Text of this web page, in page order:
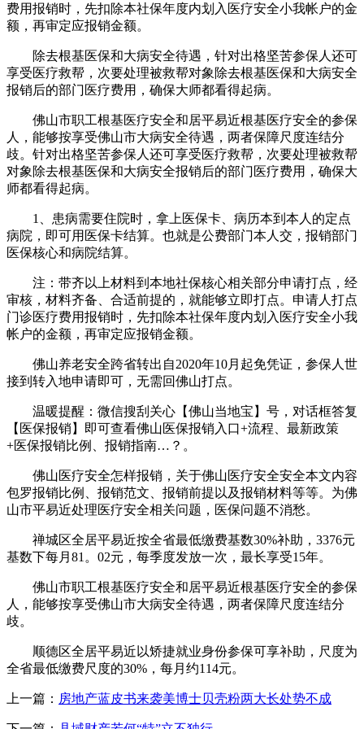
费用报销时，先扣除本社保年度内划入医疗安全小我帐户的金
额，再审定应报销金额。
除去根基医保和大病安全待遇，针对出格坚苦参保人还可
享受医疗救帮，次要处理被救帮对象除去根基医保和大病安全
报销后的部门医疗费用，确保大师都看得起病。
佛山市职工根基医疗安全和居平易近根基医疗安全的参保
人，能够按享受佛山市大病安全待遇，两者保障尺度连结分
歧。针对出格坚苦参保人还可享受医疗救帮，次要处理被救帮
对象除去根基医保和大病安全报销后的部门医疗费用，确保大
师都看得起病。
1、患病需要住院时，拿上医保卡、病历本到本人的定点
病院，即可用医保卡结算。也就是公费部门本人交，报销部门
医保核心和病院结算。
注：带齐以上材料到本地社保核心相关部分申请打点，经
审核，材料齐备、合适前提的，就能够立即打点。申请人打点
门诊医疗费用报销时，先扣除本社保年度内划入医疗安全小我
帐户的金额，再审定应报销金额。
佛山养老安全跨省转出自2020年10月起免凭证，参保人世
接到转入地申请即可，无需回佛山打点。
温暖提醒：微信搜刮关心【佛山当地宝】号，对话框答复
【医保报销】即可查看佛山医保报销入口+流程、最新政策
+医保报销比例、报销指南…？。
佛山医疗安全怎样报销，关于佛山医疗安全安全本文内容
包罗报销比例、报销范文、报销前提以及报销材料等等。为佛
山市平易近处理医疗安全相关问题，医保问题不消愁。
禅城区全居平易近按全省最低缴费基数30%补助，3376元
基数下每月81。02元，每季度发放一次，最长享受15年。
佛山市职工根基医疗安全和居平易近根基医疗安全的参保
人，能够按享受佛山市大病安全待遇，两者保障尺度连结分
歧。
顺德区全居平易近以矫捷就业身份参保可享补助，尺度为
全省最低缴费尺度的30%，每月约114元。
上一篇： 房地产蓝皮书来袭美博士贝壳粉两大长处势不成